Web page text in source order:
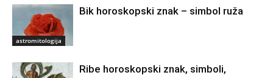
astromitologija
Bik horoskopski znak – simbol ruža
Ribe horoskopski znak, simboli,